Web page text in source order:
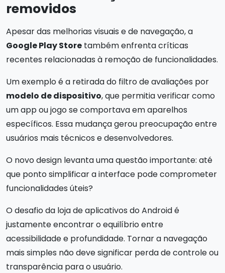
removidos
Apesar das melhorias visuais e de navegação, a
Google Play Store também enfrenta críticas
recentes relacionadas à remoção de funcionalidades.
Um exemplo é a retirada do filtro de avaliações por
modelo de dispositivo, que permitia verificar como
um app ou jogo se comportava em aparelhos
específicos. Essa mudança gerou preocupação entre
usuários mais técnicos e desenvolvedores.
O novo design levanta uma questão importante: até
que ponto simplificar a interface pode comprometer
funcionalidades úteis?
O desafio da loja de aplicativos do Android é
justamente encontrar o equilíbrio entre
acessibilidade e profundidade. Tornar a navegação
mais simples não deve significar perda de controle ou
transparência para o usuário.